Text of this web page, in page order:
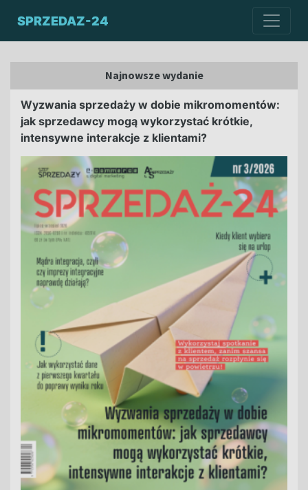
SPRZEDAZ-24
Najnowsze wydanie
Wyzwania sprzedaży w dobie mikromomentów:
jak sprzedawcy mogą wykorzystać krótkie,
intensywne interakcje z klientami?